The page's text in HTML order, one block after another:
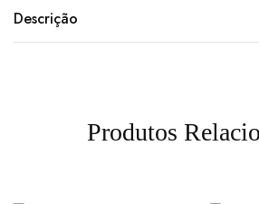
Descrição
Produtos